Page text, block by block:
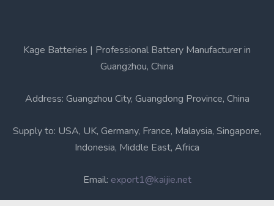
Kage Batteries | Professional Battery Manufacturer in
Guangzhou, China
Address: Guangzhou City, Guangdong Province, China
Supply to: USA, UK, Germany, France, Malaysia, Singapore,
Indonesia, Middle East, Africa
Email: export1@kaijie.net